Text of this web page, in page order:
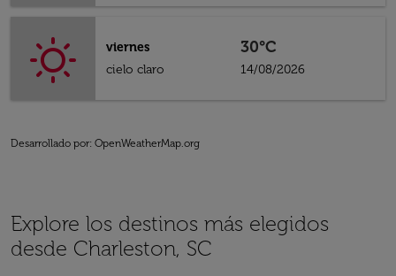
viernes
cielo claro
30°C
14/08/2026
Desarrollado por: OpenWeatherMap.org
Explore los destinos más elegidos
desde Charleston, SC